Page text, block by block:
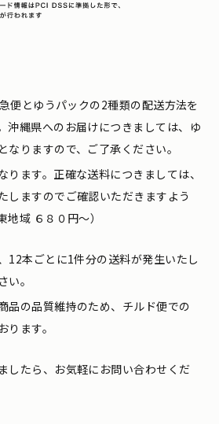
便とゆうパックの2種類の配送方法を
沖縄県へのお届けにつきましては、ゆ
なりますので、ご了承ください。
ります。正確な送料につきましては、
しますのでご確認いただきますよう
地域 ６８０円〜）
12本ごとに1件分の送料が発生いたし
い。
品の品質維持のため、チルド便での
ます。
したら、お気軽にお問い合わせくだ